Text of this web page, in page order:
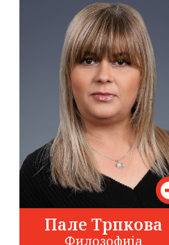
Пале Трпкова
Филозофија